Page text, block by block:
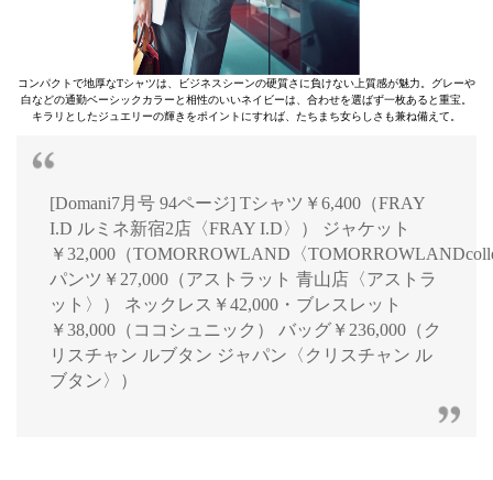
コンパクトで地厚なTシャツは、ビジネスシーンの硬質さに負けない上質感が魅力。グレーや
白などの通勤ベーシックカラーと相性のいいネイビーは、合わせを選ばず一枚あると重宝。
キラリとしたジュエリーの輝きをポイントにすれば、たちまち女らしさも兼ね備えて。
[Domani7月号 94ページ] Tシャツ￥6,400（FRAY
I.D ルミネ新宿2店〈FRAY I.D〉） ジャケット
￥32,000（TOMORROWLAND〈
パンツ￥27,000（アストラット 青山店〈アストラ
ット〉） ネックレス￥42,000・ブレスレット
￥38,000（ココシュニック） バッグ￥236,000（ク
リスチャン ルブタン ジャパン〈クリスチャン ル
ブタン〉）